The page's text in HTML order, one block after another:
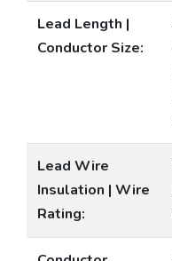
Lead Length |
Conductor Size:
Lead Wire
Insulation | Wire
Rating: